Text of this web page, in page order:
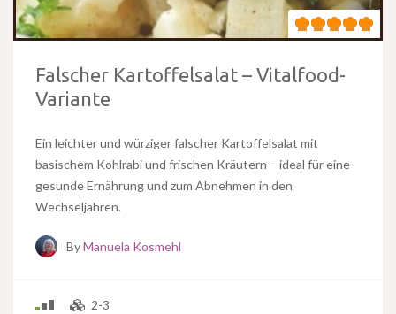
Falscher Kartoffelsalat – Vitalfood-
Variante
Ein leichter und würziger falscher Kartoffelsalat mit
basischem Kohlrabi und frischen Kräutern – ideal für eine
gesunde Ernährung und zum Abnehmen in den
Wechseljahren.
ByManuela Kosmehl
2-3